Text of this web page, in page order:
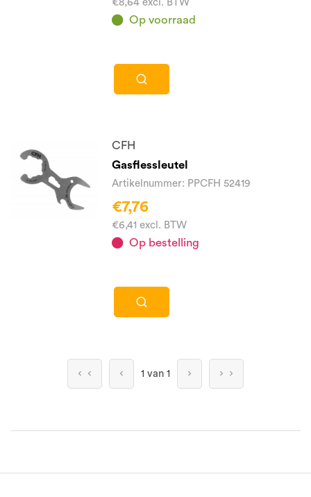
€8,64 excl. BTW
Op voorraad
CFH
Gasflessleutel
Artikelnummer: PPCFH 52419
€7,76
€6,41 excl. BTW
Op bestelling
1 van 1